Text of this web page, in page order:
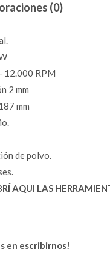
(0)
12.000 RPM
2 mm
mm
de polvo.
AQUI LAS
en escribirnos!